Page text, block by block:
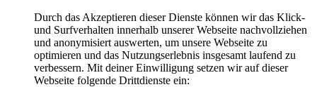
Durch das Akzeptieren dieser Dienste können wir das Klick-
und Surfverhalten innerhalb unserer Webseite nachvollziehen
und anonymisiert auswerten, um unsere Webseite zu
optimieren und das Nutzungserlebnis insgesamt laufend zu
verbessern. Mit deiner Einwilligung setzen wir auf dieser
Webseite folgende Drittdienste ein: